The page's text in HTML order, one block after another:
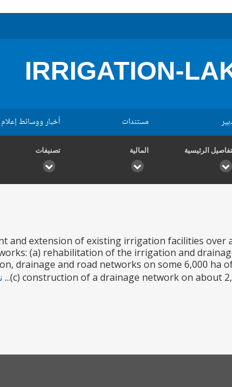
IRRIGATION-
مستندات أخبار ووسائط إعلام
الرئيسية المالية تصنيفات
and extension of existing irrigation facilities over
(a) rehabilitation of the irrigation and
drainage and road networks on some 6,000 ha
(c) construction of a drainage network on about